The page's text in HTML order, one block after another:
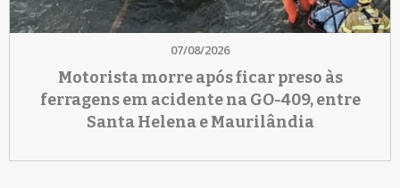
07/08/2026
Motorista morre após ficar preso às
ferragens em acidente na GO-409, entre
Santa Helena e Maurilândia